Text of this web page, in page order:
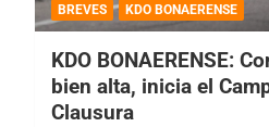
BREVES KDO BONAERENSE
KDO BONAERENSE:
bien alta, inicia el
Clausura